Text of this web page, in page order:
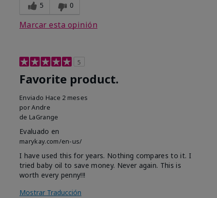
5 0
Marcar esta opinión
5
Favorite product.
Enviado Hace 2 meses
porAndre
de LaGrange
Evaluado en
marykay.com/en-us/
I have used this for years. Nothing compares to it. I
tried baby oil to save money. Never again. This is
worth every penny!!!
Mostrar Traducción